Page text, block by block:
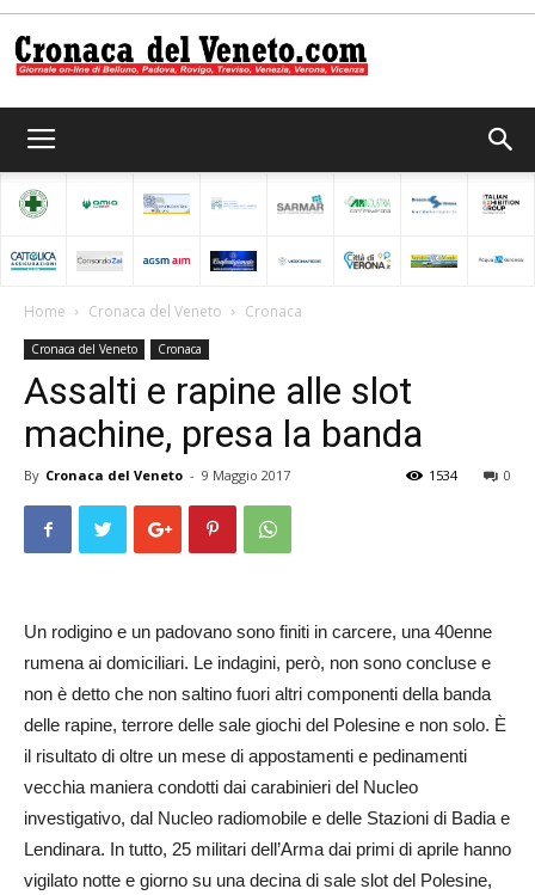
del
Home Cronaca del Veneto Cronaca
Cronaca del Veneto Cronaca
Assalti e rapine alle slot
machine, presa la banda
By Cronaca del Veneto - 9 Maggio 2017 0
1534
Un rodigino e un padovano sono finiti in carcere, una 40enne
rumena ai domiciliari. Le indagini, però, non sono concluse e
non è detto che non saltino fuori altri componenti della banda
delle rapine, terrore delle sale giochi del Polesine e non solo. È
il risultato di oltre un mese di appostamenti e pedinamenti
vecchia maniera condotti dai carabinieri del Nucleo
investigativo, dal Nucleo radiomobile e delle Stazioni di Badia e
Lendinara. In tutto, 25 militari dell’Arma dai primi di aprile hanno
vigilato notte e giorno su una decina di sale slot del Polesine,